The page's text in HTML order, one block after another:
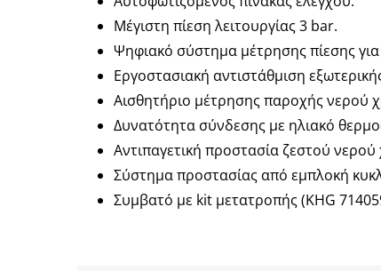
Μέγιστη πίεση λειτουργίας 3 bar.
Ψηφιακό σύστημα μέτρησης πίεσης
Εργοστασιακή αντιστάθμιση
Αισθητήριο μέτρησης παροχής νερού
Δυνατότητα σύνδεσης με ηλιακό
Αντιπαγετική προστασία ζεστού
Σύστημα προστασίας από εμπλοκή
Συμβατό με kit μετατροπής (KHG